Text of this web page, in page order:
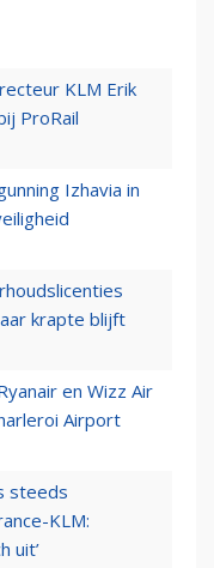
KLM Erik
ProRail
Izhavia in
krapte blijft
en Wizz Air
Airport
steeds
KLM:
uit’